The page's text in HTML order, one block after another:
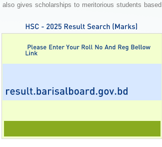
gives scholarships to meritorious students based